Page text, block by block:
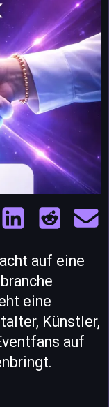
auf eine
eine
Künstler,
auf